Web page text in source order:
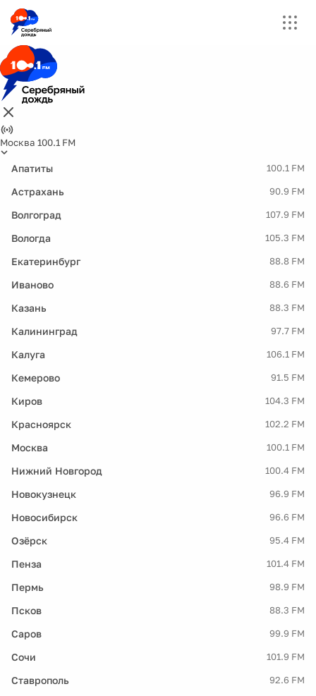
Москва 100.1 FM
Апатиты 100.1 FM
Астрахань 90.9 FM
Волгоград 107.9 FM
Вологда 105.3 FM
Екатеринбург 88.8 FM
Иваново 88.6 FM
Казань 88.3 FM
Калининград 97.7 FM
Калуга 106.1 FM
Кемерово 91.5 FM
Киров 104.3 FM
Красноярск 102.2 FM
Москва 100.1 FM
Нижний Новгород 100.4 FM
Новокузнецк 96.9 FM
Новосибирск 96.6 FM
Озёрск 95.4 FM
Пенза 101.4 FM
Пермь 98.9 FM
Псков 88.3 FM
Саров 99.9 FM
Сочи 101.9 FM
Ставрополь 92.6 FM